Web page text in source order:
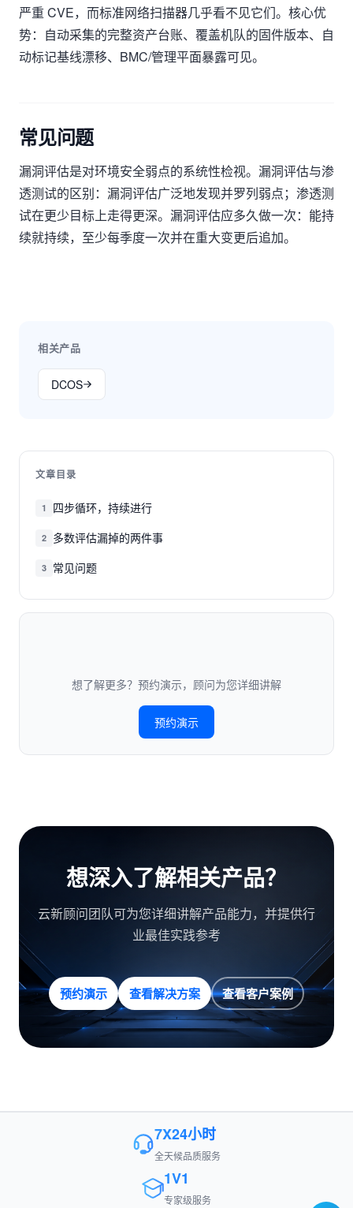
严重 CVE，而标准网络扫描器几乎看不见它们。核心优
势：自动采集的完整资产台账、覆盖机队的固件版本、自
动标记基线漂移、BMC/管理平面暴露可见。
常见问题
漏洞评估是对环境安全弱点的系统性检视。漏洞评估与渗
透测试的区别：漏洞评估广泛地发现并罗列弱点；渗透测
试在更少目标上走得更深。漏洞评估应多久做一次：能持
续就持续，至少每季度一次并在重大变更后追加。
相关产品
DCOS
文章目录
1 四步循环，持续进行
2 多数评估漏掉的两件事
3 常见问题
想了解更多？预约演示，顾问为您详细讲解
预约演示
想深入了解相关产品？
云新顾问团队可为您详细讲解产品能力，并提供行
业最佳实践参考
预约演示 查看解决方案 查看客户案例
7X24小时
全天候品质服务
1V1
专家级服务